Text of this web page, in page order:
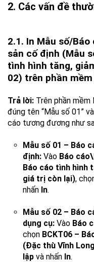
2. Các vấn đề
2.1. In Mẫu số/
sản cố định (Mẫu
tình hình tăng,
02) trên phần
Trả lời: Trên phần
đúng tên “Mẫu số 01”
cáo tương đương như
Mẫu số 01 – Báo
định: Vào Báo
Báo cáo tình hình
giá trị còn lại),
nhấn In.
Mẫu số 02 – Báo
dụng cụ: Vào Báo
chọn BCKT06 –
(Đặc thù Vĩnh
lập và nhấn In.